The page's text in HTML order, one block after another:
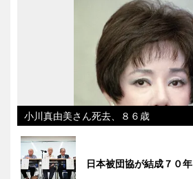
小川真由美さん死去、８６歳
日本被団協が結成７０年